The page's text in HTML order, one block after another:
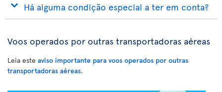
Há alguma condição especial a ter em conta?
Voos operados por outras transportadoras aéreas
Leia este aviso importante para voos operados por outras
transportadoras aéreas.